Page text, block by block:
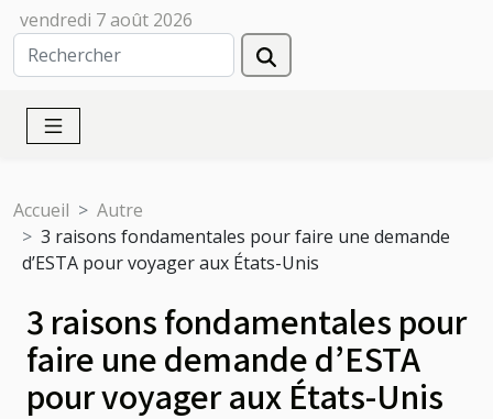
vendredi 7 août 2026
Accueil
Autre
3 raisons fondamentales pour faire une demande
d’ESTA pour voyager aux États-Unis
3 raisons fondamentales pour
faire une demande d’ESTA
pour voyager aux États-Unis